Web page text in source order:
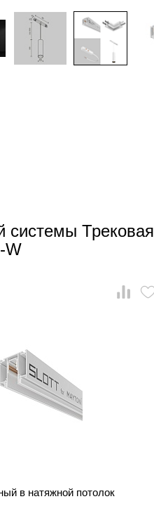
системы
W
в натяжной потолок